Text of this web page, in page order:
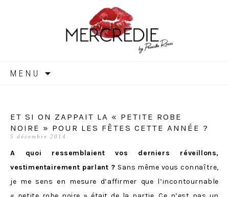
MERCREDIE
MENU
ET SI ON ZAPPAIT LA « PETITE ROBE
NOIRE » POUR LES FÊTES CETTE ANNÉE ?
5 décembre 2014
A quoi ressemblaient vos derniers réveillons,
vestimentairement parlant ? Sans même vous connaître,
je me sens en mesure d’affirmer que l’incontournable